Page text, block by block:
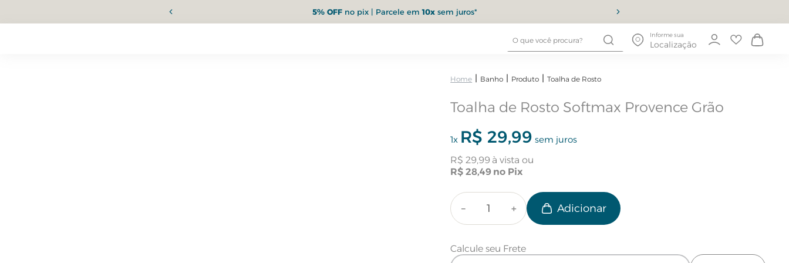
5% OFFno pix | Parcele em10xsem juros*
Informe sua
Localização
Banho Produto Toalha de Rosto
Toalha de Rosto Softmax Provence Grão
1x R$ 29,99 sem juros
R$ 29,99
R$ 28,49
＋
－
Calcule seu Frete